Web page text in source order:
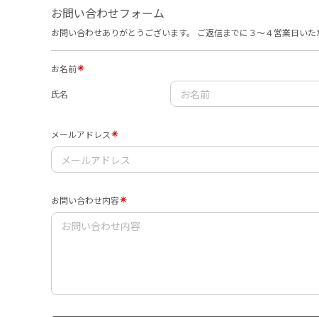
お問い合わせフォーム
お問い合わせありがとうございます。 ご返信までに３〜４営業日い
お名前
氏名
メールアドレス
お問い合わせ内容